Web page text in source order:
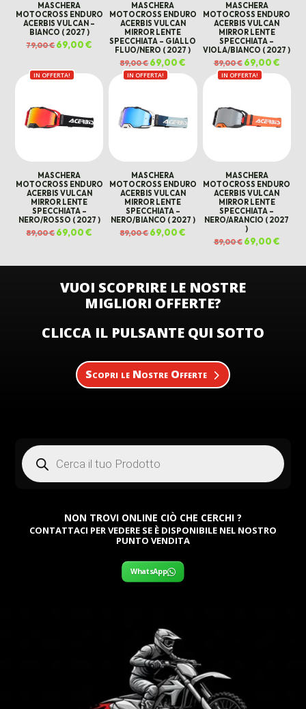
MASCHERA
MOTOCROSS ENDURO
ACERBIS VULCAN –
BIANCO ( 2027 )
79,00€Il
prezzo
79,00 €.
69,00€
prezzo
69,00 €.
MASCHERA
MOTOCROSS ENDURO
ACERBIS VULCAN
MIRROR LENTE
SPECCHIATA – GIALLO
FLUO/NERO ( 2027 )
89,00€Il
prezzo
originale
era:
69,00€
attuale
69,00 €.
MASCHERA
MOTOCROSS ENDURO
ACERBIS VULCAN
MIRROR LENTE
SPECCHIATA –
VIOLA/BIANCO ( 2027 )
89,00€ Il
prezzo
originale
era:
69,00€Il
69,00
IN OFFERTA!
MASCHERA
MOTOCROSS ENDURO
ACERBIS VULCAN
MIRROR LENTE
SPECCHIATA –
NERO/ROSSO ( 2027 )
89,00€Il
prezzo
69,00€
IN OFFERTA!
MASCHERA
MOTOCROSS ENDURO
ACERBIS VULCAN
MIRROR LENTE
SPECCHIATA –
NERO/BIANCO ( 2027 )
89,00€Il
prezzo
69,00€
attuale
IN OFFERTA!
MASCHERA
MOTOCROSS ENDURO
ACERBIS VULCAN
MIRROR LENTE
SPECCHIATA –
NERO/ARANCIO ( 2027
)
89,00€ Il
prezzo
89,00 €.
69,00€Il
69,00
VUOI SCOPRIRE LE NOSTRE
MIGLIORI OFFERTE?
CLICCA IL PULSANTE QUI SOTTO
Scopri le Nostre Offerte
Products
search
NON TROVI ONLINE CIÒ CHE CERCHI ?
CONTATTACI PER VEDERE SE È DISPONIBILE NEL NOSTRO
PUNTO VENDITA
WhatsApp